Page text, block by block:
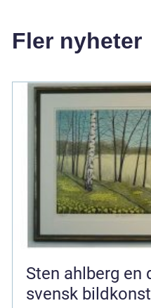
Fler nyheter
Sten ahlberg en diskret röst i
svensk bildkonst